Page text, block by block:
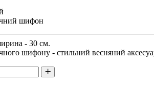
шифон
- 30 см.
шифону - стильний весняний